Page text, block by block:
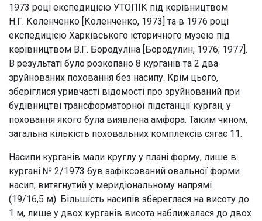
1973 році експедицією УТОПІК під керівництвом
Н.Г. Коленченко [Коленченко, 1973] та в 1976 році
експедицією Харківського історичного музею під
керівництвом В.Г. Бородуліна [Бородулин, 1976; 1977].
В результаті було розкопано 8 курганів та 2 два
зруйнованих поховання без насипу. Крім цього,
зберіглися уривчасті відомості про зруйнований при
будівництві трансформаторної підстанції курган, у
поховання якого була виявлена амфора. Таким чином,
загальна кількість поховальних комплексів сягає 11.
Насипи курганів мали круглу у плані форму, лише в
кургані № 2/1973 був зафіксований овальної форми
насип, витягнутий у меридіональному напрямі
(19/16,5 м). Більшість насипів збереглася на висоту до
1 м, лише у двох курганів висота наближалася до двох